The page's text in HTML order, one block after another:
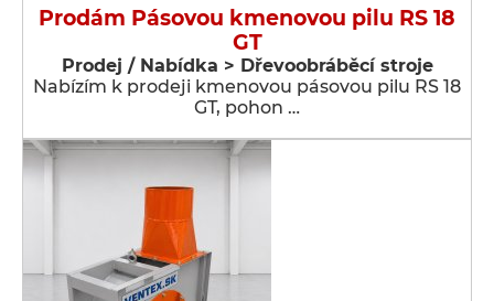
Prodám Pásovou kmenovou pilu RS 18
GT
Prodej / Nabídka > Dřevoobráběcí stroje
Nabízím k prodeji kmenovou pásovou pilu RS 18
GT, pohon …